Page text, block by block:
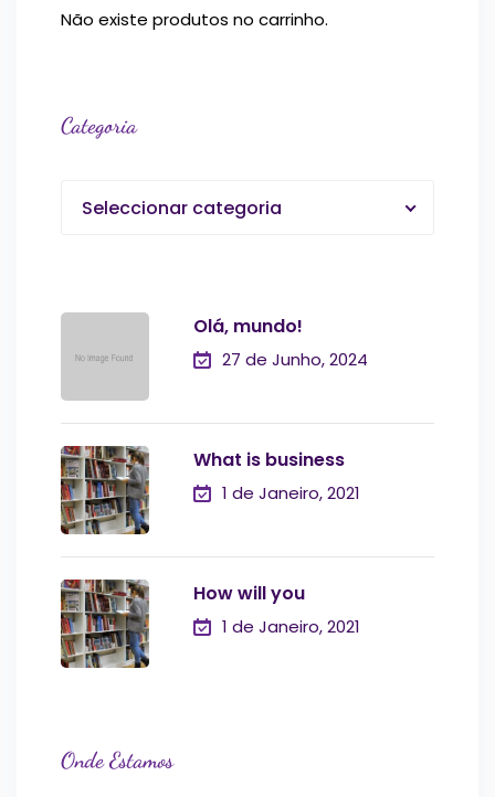
Não existe produtos no carrinho.
Categoria
Seleccionar categoria
Olá, mundo!
27 de Junho, 2024
What is business
1 de Janeiro, 2021
How will you
1 de Janeiro, 2021
Onde Estamos